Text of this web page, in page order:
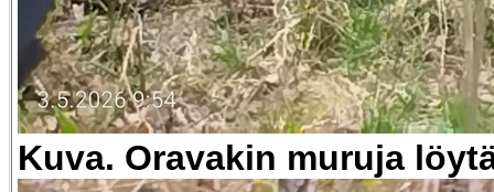
Kuva. Oravakin muruja